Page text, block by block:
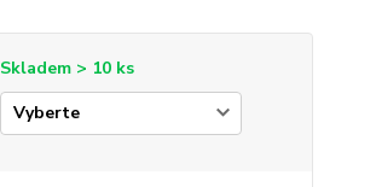
Skladem > 10 ks